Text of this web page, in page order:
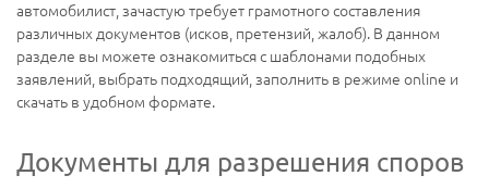
автомобилист, зачастую требует грамотного составления
различных документов (исков, претензий, жалоб). В данном
разделе вы можете ознакомиться с шаблонами подобных
заявлений, выбрать подходящий, заполнить в режиме online и
скачать в удобном формате.
Документы для разрешения споров